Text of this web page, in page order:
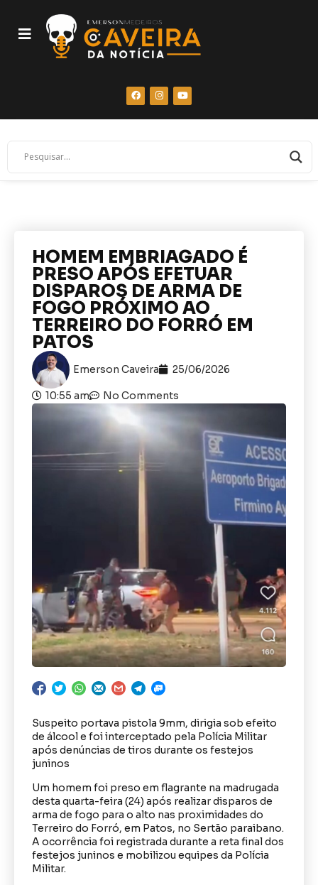
HOMEM EMBRIAGADO É
PRESO APÓS EFETUAR
DISPAROS DE ARMA DE
FOGO PRÓXIMO AO
TERREIRO DO FORRÓ EM
PATOS
Emerson Caveira 25/06/2026
10:55 am No Comments
Suspeito portava pistola 9mm, dirigia sob efeito
de álcool e foi interceptado pela Polícia Militar
após denúncias de tiros durante os festejos
juninos
Um homem foi preso em flagrante na madrugada
desta quarta-feira (24) após realizar disparos de
arma de fogo para o alto nas proximidades do
Terreiro do Forró, em Patos, no Sertão paraibano.
A ocorrência foi registrada durante a reta final dos
festejos juninos e mobilizou equipes da Polícia
Militar.